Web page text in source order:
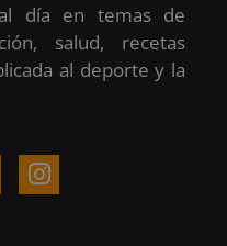
día en temas de
salud, recetas
al deporte y la